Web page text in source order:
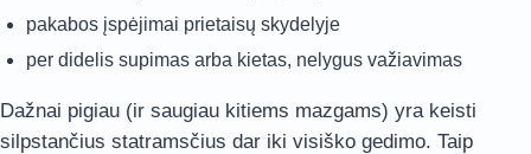
pakabos įspėjimai prietaisų skydelyje
per didelis supimas arba kietas, nelygus važiavimas
Dažnai pigiau (ir saugiau kitiems mazgams) yra keisti
silpstančius statramsčius dar iki visiško gedimo. Taip